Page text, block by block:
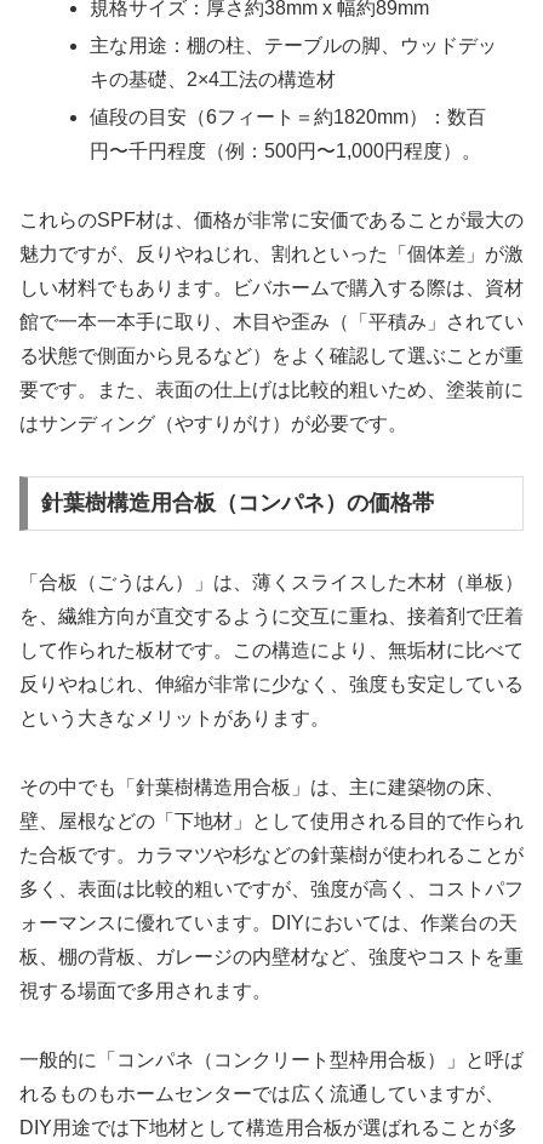
規格サイズ：厚さ約38mm x 幅約89mm
主な用途：棚の柱、テーブルの脚、ウッドデッ
キの基礎、2×4工法の構造材
値段の目安（6フィート＝約1820mm）：数百
円〜千円程度（例：500円〜1,000円程度）。
これらのSPF材は、価格が非常に安価であることが最大の
魅力ですが、反りやねじれ、割れといった「個体差」が激
しい材料でもあります。ビバホームで購入する際は、資材
館で一本一本手に取り、木目や歪み（「平積み」されてい
る状態で側面から見るなど）をよく確認して選ぶことが重
要です。また、表面の仕上げは比較的粗いため、塗装前に
はサンディング（やすりがけ）が必要です。
針葉樹構造用合板（コンパネ）の価格帯
「合板（ごうはん）」は、薄くスライスした木材（単板）
を、繊維方向が直交するように交互に重ね、接着剤で圧着
して作られた板材です。この構造により、無垢材に比べて
反りやねじれ、伸縮が非常に少なく、強度も安定している
という大きなメリットがあります。
その中でも「針葉樹構造用合板」は、主に建築物の床、
壁、屋根などの「下地材」として使用される目的で作られ
た合板です。カラマツや杉などの針葉樹が使われることが
多く、表面は比較的粗いですが、強度が高く、コストパフ
ォーマンスに優れています。DIYにおいては、作業台の天
板、棚の背板、ガレージの内壁材など、強度やコストを重
視する場面で多用されます。
一般的に「コンパネ（コンクリート型枠用合板）」と呼ば
れるものもホームセンターでは広く流通していますが、
DIY用途では下地材として構造用合板が選ばれることが多